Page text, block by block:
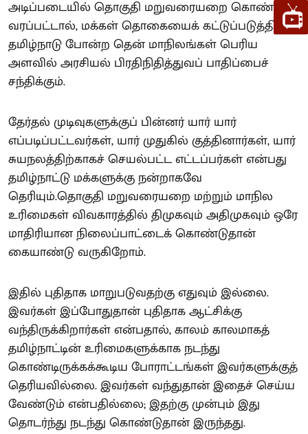
அடிப்படையில் தொகுதி மறுவரையறை கொண்டு
வரப்பட்டால், மக்கள் தொகையைக் கட்டுப்படுத்திய
தமிழ்நாடு போன்ற தென் மாநிலங்கள் பெரிய
அளவில் அரசியல் பிரதிநிதித்துவப் பாதிப்பைச்
சந்திக்கும்.
தேர்தல் முடிவுகளுக்குப் பின்னர் யார் யார்
எப்படிப்பட்டவர்கள், யார் முதுகில் குத்தினார்கள், யார்
சுயநலத்திற்காகச் செயல்பட்ட எட்டப்பர்கள் என்பது
தமிழ்நாட்டு மக்களுக்கு நன்றாகவே
தெரியும்.தொகுதி மறுவரையறை மற்றும் மாநில
உரிமைகள் விவகாரத்தில் திமுகவும் அதிமுகவும் ஒரே
மாதிரியான நிலைப்பாட்டைக் கொண்டுதான்
கையாண்டு வருகிறோம்.
இதில் புதிதாக மாறுபடுவதற்கு எதுவும் இல்லை.
இவர்கள் இப்போதுதான் புதிதாக ஆட்சிக்கு
வந்திருக்கிறார்கள் என்பதால், காலம் காலமாகத்
தமிழ்நாட்டின் உரிமைகளுக்காக நடந்து
கொண்டிருக்கக்கூடிய போராட்டங்கள் இவர்களுக்குத்
தெரியவில்லை. இவர்கள் வந்துதான் இதைச் செய்ய
வேண்டும் என்பதில்லை; இதற்கு முன்பும் இது
தொடர்ந்து நடந்து கொண்டுதான் இருந்தது.